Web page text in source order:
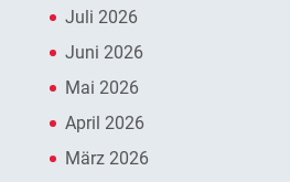
Juli 2026
Juni 2026
Mai 2026
April 2026
März 2026